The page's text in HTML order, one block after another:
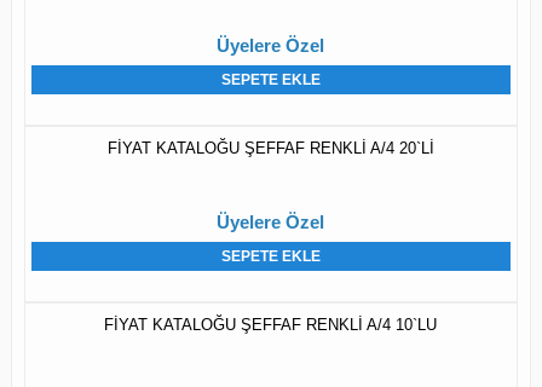
Üyelere Özel
SEPETE EKLE
FİYAT KATALOĞU ŞEFFAF RENKLİ A/4 20`Lİ
Üyelere Özel
SEPETE EKLE
FİYAT KATALOĞU ŞEFFAF RENKLİ A/4 10`LU